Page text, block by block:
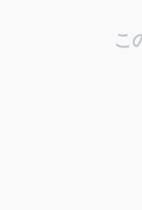
こ